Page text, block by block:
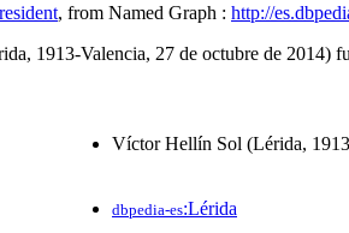
, from Named Graph : http://
1913-Valencia, 27 de octubre de 2014)
Víctor Hellín Sol (Lérida,
dbpedia-es:Lérida